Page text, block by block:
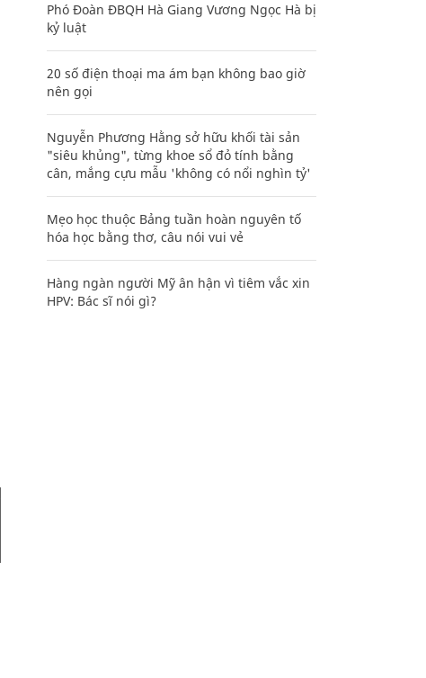
Phó Đoàn ĐBQH Hà Giang Vương Ngọc Hà bị
kỷ luật
20 số điện thoại ma ám bạn không bao giờ
nên gọi
Nguyễn Phương Hằng sở hữu khối tài sản
"siêu khủng", từng khoe sổ đỏ tính bằng
cân, mắng cựu mẫu 'không có nổi nghìn tỷ'
Mẹo học thuộc Bảng tuần hoàn nguyên tố
hóa học bằng thơ, câu nói vui vẻ
Hàng ngàn người Mỹ ân hận vì tiêm vắc xin
HPV: Bác sĩ nói gì?